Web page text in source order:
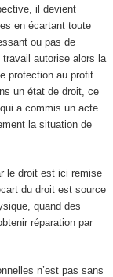
il devient
en écartant toute
ou pas de
autorise alors la
protection au profit
un état de droit, ce
a commis un acte
la situation de
le droit est ici remise
du droit est source
quand des
réparation par
n’est pas sans